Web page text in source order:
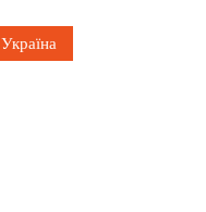
Україна